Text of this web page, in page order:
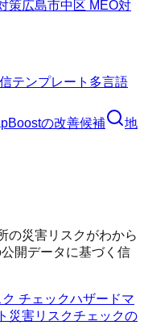
策広島市中区 MEO対
テンプレート 多言語
の改善候補
地
の災害リスクがわから
開データに基づく信
チェックハザードマ
災害リスクチェックの